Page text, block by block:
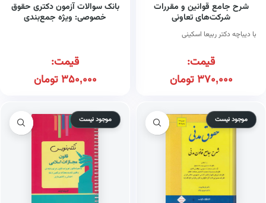
شرح جامع قوانین و مقررات
شرکت‌های تعاونی
با دیباچه دکتر ربیعا اسکینی
قیمت:
370,000تومان
بانک سوالات آزمون دکتری حقوق
خصوصی: ویژه جمع‌بندی
قیمت:
350,000تومان
موجود نیست موجود نیست